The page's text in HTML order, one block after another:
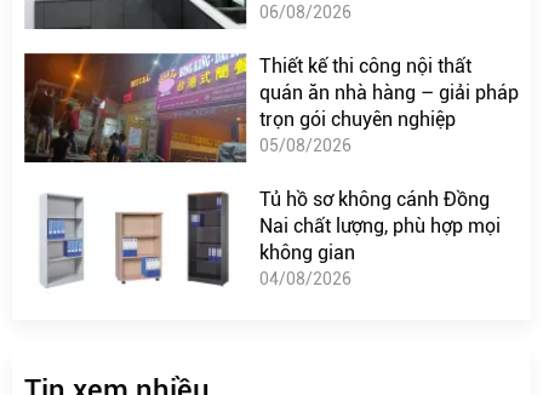
06/08/2026
Thiết kế thi công nội thất
quán ăn nhà hàng – giải pháp
trọn gói chuyên nghiệp
05/08/2026
Tủ hồ sơ không cánh Đồng
Nai chất lượng, phù hợp mọi
không gian
04/08/2026